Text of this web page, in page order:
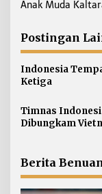
g
a
s
i
p
o
Anak Muda
Postingan
Indonesia
Ketiga
Timnas
Dibungkam
Berita